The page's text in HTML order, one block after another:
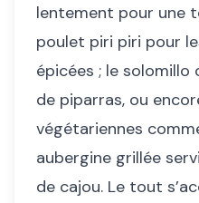
lentement pour une
poulet piri piri pour
épicées ; le
de piparras, ou
végétariennes
aubergine grillée
de cajou. Le tout